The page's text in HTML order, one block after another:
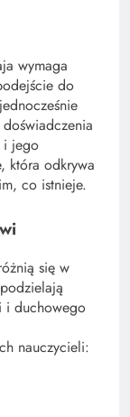
wymaga
do
i jego
która odkrywa
co istnieje.
się w
i duchowego
nauczycieli: